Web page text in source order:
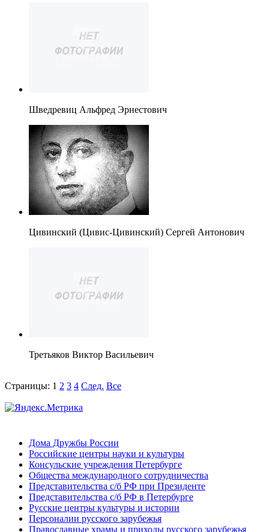
Шведревиц Альфред Эрнестович
Цивинский (Цивис-Цивинский) Сергей Антонович
Третьяков Виктор Васильевич
Страницы: 1 2 3 4 След. Все
Дома Дружбы России
Российские центры науки и культуры
Консульские учреждения Петербурге
Общества международного сотрудничества
Представительства с/б РФ при Президенте
Представительства с/б РФ в Петербурге
Русские центры культуры и истории
Персоналии русского зарубежья
Православные храмы и приходы русского зарубежья